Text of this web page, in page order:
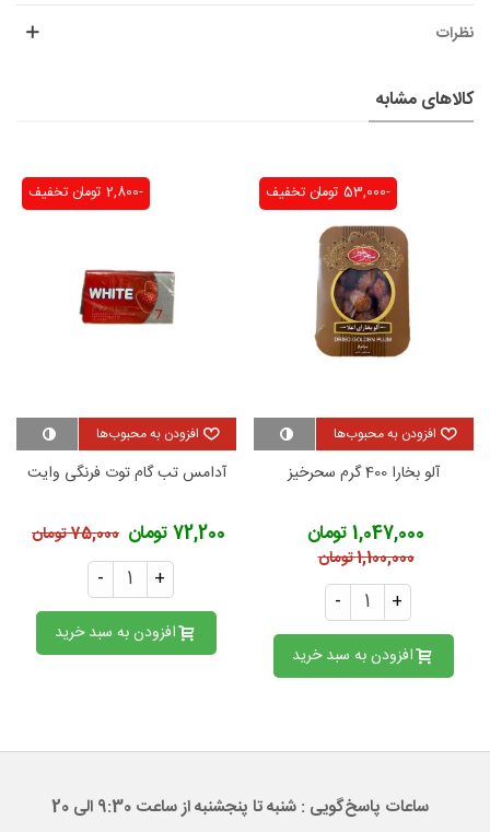
نظرات
کالاهای مشابه
تخفیف -53,000 تومان
افزودن به محبوب‌ها
آلو بخارا 400 گرم سحرخیز
1,047,000 تومان
1,100,000 تومان
- +
افزودن به سبد خرید
تخفیف -2,800 تومان
افزودن به محبوب‌ها
آدامس تب گام توت فرنگی وایت
72,200 تومان 75,000 تومان
- +
افزودن به سبد خرید
ساعات پاسخ‌گویی : شنبه تا پنجشنبه از ساعت 9:30 الی 20